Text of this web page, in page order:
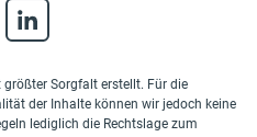
größter Sorgfalt erstellt. Für die
der Inhalte können wir jedoch keine
lediglich die Rechtslage zum